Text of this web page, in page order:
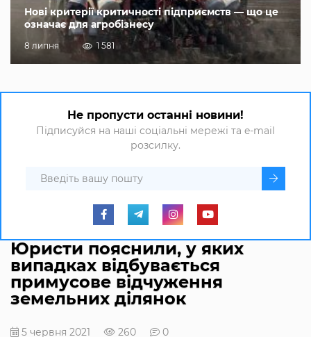
Нові критерії критичності підприємств — що це
означає для агробізнесу
8 липня 1 581
Не пропусти останні новини!
Підписуйся на наші соціальні мережі та e-mail
розсилку.
Юристи пояснили, у яких
випадках відбувається
примусове відчуження
земельних ділянок
5 червня 2021 260 0